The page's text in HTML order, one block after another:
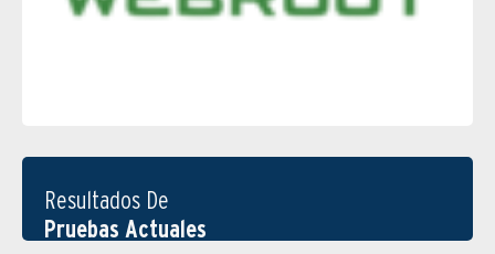
Resultados De
Pruebas Actuales